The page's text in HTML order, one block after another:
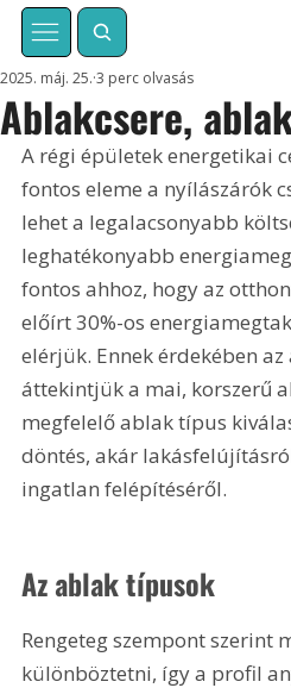
Ablakcsere,
2025. máj. 25. 3 perc olvasás
A régi épületek energetikai
fontos eleme a nyílászárók
lehet a legalacsonyabb
leghatékonyabb
fontos ahhoz, hogy az
előírt 30%-os
elérjük. Ennek érdekében
áttekintjük a mai, korszerű
megfelelő ablak típus
döntés, akár
ingatlan felépítéséről.
Az ablak típusok
Rengeteg szempont szerint
különböztetni, így a profil